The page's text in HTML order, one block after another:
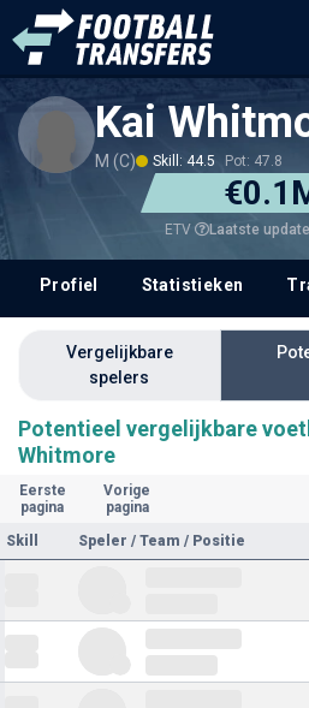
Kai
M (C) Skill: 44.5 Pot: 47.8
ETV Laatste
Profiel Statistieken
Vergelijkbare
spelers
Potentieel vergelijkbare
Whitmore
Eerste
pagina
Vorige
pagina
Skill
Speler / Team / Positie